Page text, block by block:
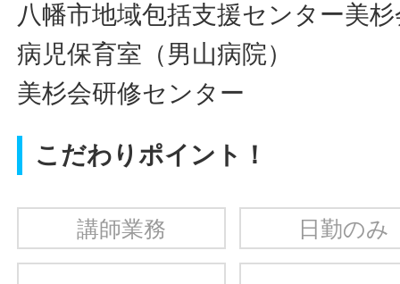
八幡市地域包括支援センター美
病児保育室（男山病院）
美杉会研修センター
こだわりポイント！
講師業務 日勤のみ